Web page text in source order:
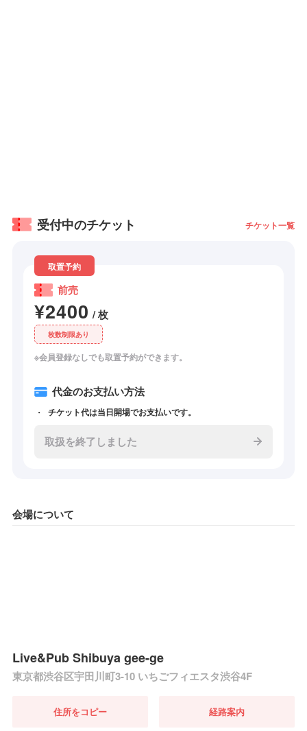
受付中のチケット チケット一覧
取置予約
前売
¥2400 / 枚
枚数制限あり
※会員登録なしでも取置予約ができます。
代金のお支払い方法
チケット代は当日開場でお支払いです。
取扱を終了しました
会場について
Live&Pub Shibuya gee-ge
東京都渋谷区宇田川町3-10 いちごフィエスタ渋谷4F
住所をコピー 経路案内